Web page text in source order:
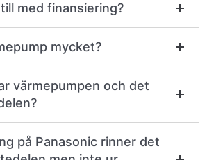
med finansiering?
mycket?
värmepumpen och det
på Panasonic rinner det